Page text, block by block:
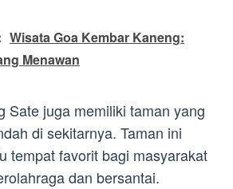
Wisata Goa Kembar Kaneng:
Menawan
Sate juga memiliki taman yang
di sekitarnya. Taman ini
tempat favorit bagi masyarakat
dan bersantai.